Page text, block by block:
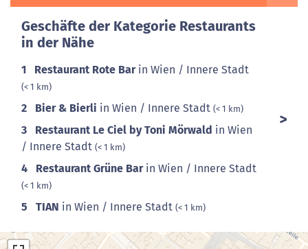
Geschäfte der Kategorie Restaurants
in der Nähe
1 Restaurant Rote Barin Wien / Innere Stadt
(< 1 km)
2 Bier & Bierli in Wien / Innere Stadt (< 1 km)
3 Restaurant Le Ciel by Toni Mörwald in Wien
/ Innere Stadt (< 1 km)
4 Restaurant Grüne Barin Wien / Innere Stadt
(< 1 km)
5 TIAN in Wien / Innere Stadt (< 1 km)